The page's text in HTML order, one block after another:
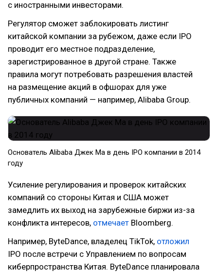
с иностранными инвесторами.
Регулятор сможет заблокировать листинг
китайской компании за рубежом, даже если IPO
проводит его местное подразделение,
зарегистрированное в другой стране. Также
правила могут потребовать разрешения властей
на размещение акций в офшорах для уже
публичных компаний — например, Alibaba Group.
Основатель Alibaba Джек Ма в день IPO компании в 2014
году
Усиление регулирования и проверок китайских
компаний со стороны Китая и США может
замедлить их выход на зарубежные биржи из-за
конфликта интересов, отмечает Bloomberg.
Например, ByteDance, владелец TikTok, отложил
IPO после встречи с Управлением по вопросам
киберпространства Китая. ByteDance планировала